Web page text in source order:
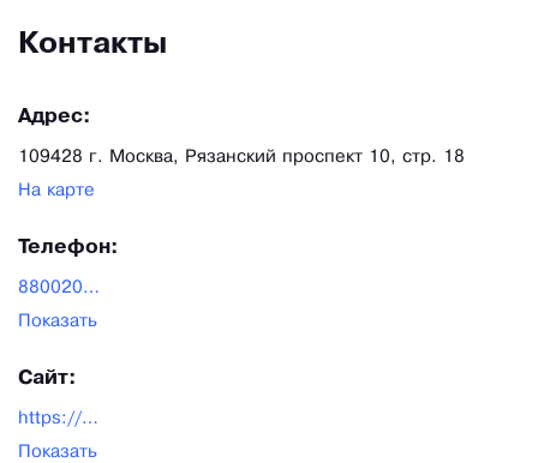
Контакты
Адрес:
109428 г. Москва, Рязанский проспект 10, стр. 18
На карте
Телефон:
88002002673
Показать
Сайт:
https://pkf-m.ru
Показать